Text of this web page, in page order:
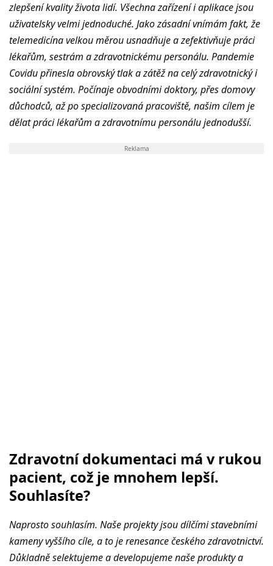
zlepšení kvality života lidí. Všechna zařízení i aplikace jsou
uživatelsky velmi jednoduché. Jako zásadní vnímám fakt, že
telemedicína velkou měrou usnadňuje a zefektivňuje práci
lékařům, sestrám a zdravotnickému personálu. Pandemie
Covidu přinesla obrovský tlak a zátěž na celý zdravotnický i
sociální systém. Počínaje obvodními doktory, přes domovy
důchodců, až po specializovaná pracoviště, našim cílem je
dělat práci lékařům a zdravotnímu personálu jednodušší.
Reklama
Zdravotní dokumentaci má v rukou
pacient, což je mnohem lepší.
Souhlasíte?
Naprosto souhlasím. Naše projekty jsou dílčími stavebními
kameny vyššího cíle, a to je renesance českého zdravotnictví.
Důkladně selektujeme a developujeme naše produkty a